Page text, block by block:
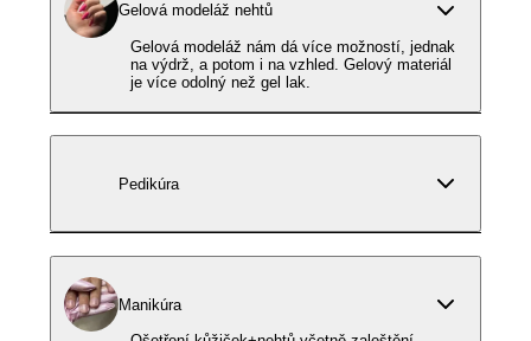
Gelová modeláž nehtů
Gelová modeláž nám dá více možností, jednak
na výdrž, a potom i na vzhled. Gelový materiál
je více odolný než gel lak.
Pedikúra
Manikúra